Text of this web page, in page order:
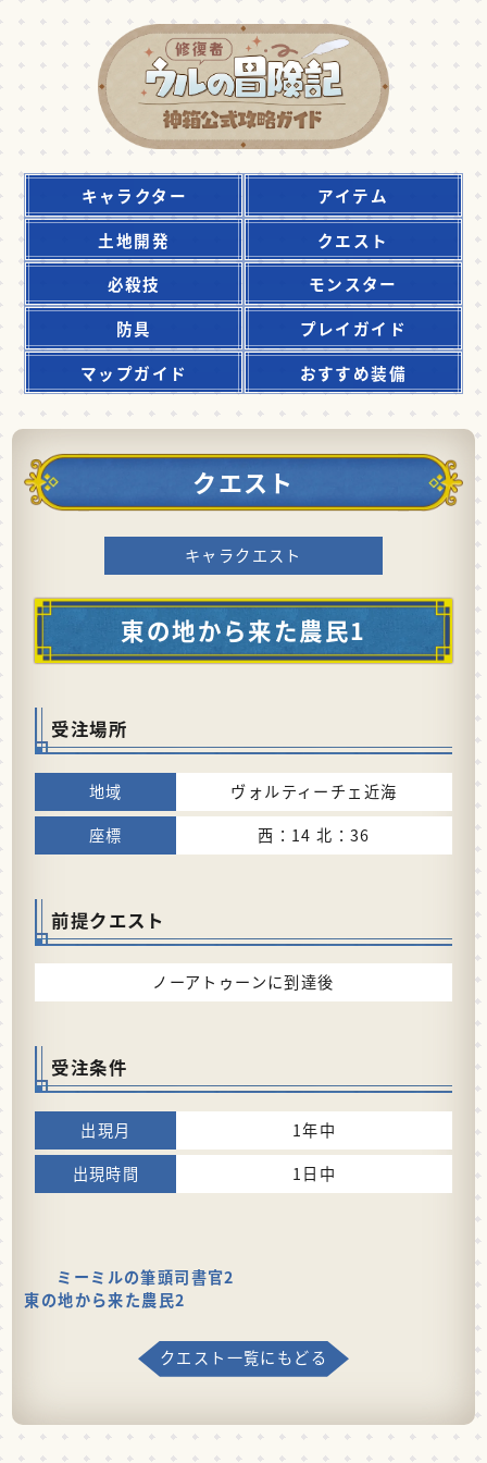
キャラクター
アイテム
土地開発
クエスト
必殺技
モンスター
防具
プレイガイド
マップガイド
おすすめ装備
クエスト
キャラクエスト
東の地から来た農民1
受注場所
ヴォルティーチェ近海
西：14 北：36
前提クエスト
ノーアトゥーンに到達後
受注条件
1年中
1日中
ミーミルの筆頭司書官2
東の地から来た農民2
クエスト一覧にもどる